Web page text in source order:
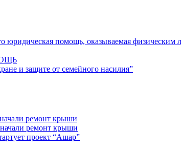
помощь, оказываемая физическим
и защите от семейного насилия”
ремонт крыши
ремонт крыши
проект “Ашар”